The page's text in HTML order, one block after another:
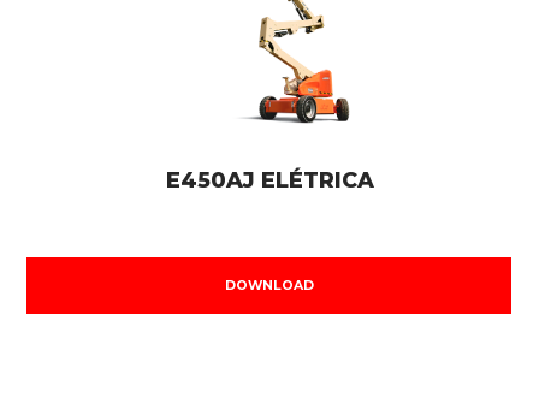
E450AJ ELÉTRICA
DOWNLOAD